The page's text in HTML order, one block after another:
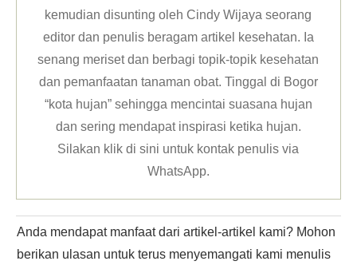
kemudian disunting oleh Cindy Wijaya seorang
editor dan penulis beragam artikel kesehatan. Ia
senang meriset dan berbagi topik-topik kesehatan
dan pemanfaatan tanaman obat. Tinggal di Bogor
“kota hujan” sehingga mencintai suasana hujan
dan sering mendapat inspirasi ketika hujan.
Silakan klikdi sini untuk kontak penulis via
WhatsApp.
Anda mendapat manfaat dari artikel-artikel kami? Mohon
berikan ulasan untuk terus menyemangati kami menulis